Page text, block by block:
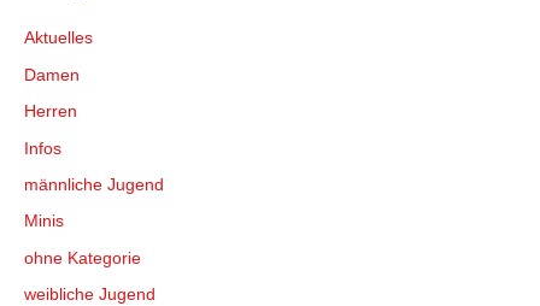
Aktuelles
Damen
Herren
Infos
männliche Jugend
Minis
ohne Kategorie
weibliche Jugend